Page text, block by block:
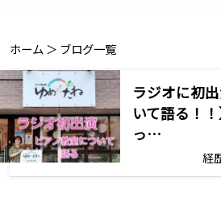
ホーム ＞ ブログ一覧
ラジオに初
いて語る！
っ…
経